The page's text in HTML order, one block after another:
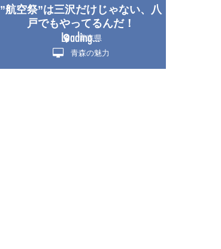
”航空祭”は三沢だけじゃない、八
戸でもやってるんだ！
青森県
青森の魅力